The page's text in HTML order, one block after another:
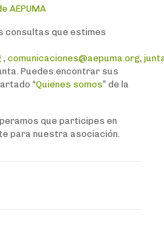
AEPUMA
consultas que estimes
, comunicaciones@aepuma.org,
Puedes encontrar sus
“Quienes somos” de la
que participes en
para nuestra asociación.